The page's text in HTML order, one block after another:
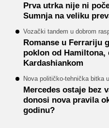
Prva utrka nije ni
Sumnja na veliku
Vozački tandem u dobrom
Romanse u Ferrariju
poklon od Hamiltona,
Kardashiankom
Nova političko-tehnička bitka
Mercedes ostaje bez
donosi nova pravila
godinu?